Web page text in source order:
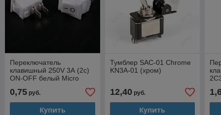
Переключатель
клавишный 250V 3А (2с)
ON-OFF белый Micro
0,75 руб.
Купить
Тумблер SAC-01 Chrome
KN3A-01 (хром)
12,40руб.
Купить